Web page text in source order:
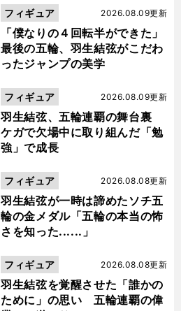
「僕なりの４回転半ができた」
最後の五輪、羽生結弦がこだわ
ったジャンプの美学
2026.08.09更新
フィギュア
羽生結弦、五輪連覇の舞台裏
ケガで欠場中に取り組んだ「勉
強」で成長
2026.08.09更新
フィギュア
羽生結弦が一時は諦めたソチ五
輪の金メダル「五輪の本当の怖
さを知った......」
2026.08.08更新
フィギュア
羽生結弦を覚醒させた「誰かの
ために」の思い 五輪連覇の偉
2026.08.08更新
フィギュア